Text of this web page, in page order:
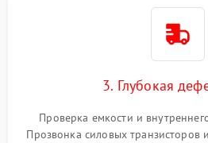
3. Глубокая
Проверка емкости и
Прозвонка силовых транзисторов